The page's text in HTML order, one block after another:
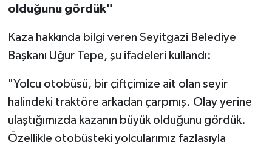
olduğunu gördük"
Kaza hakkında bilgi veren Seyitgazi Belediye
Başkanı Uğur Tepe, şu ifadeleri kullandı:
"Yolcu otobüsü, bir çiftçimize ait olan seyir
halindeki traktöre arkadan çarpmış. Olay yerine
ulaştığımızda kazanın büyük olduğunu gördük.
Özellikle otobüsteki yolcularımız fazlasıyla